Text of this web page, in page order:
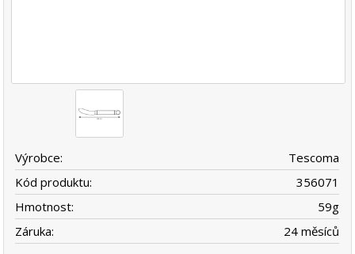
Výrobce:
Tescoma
Kód produktu:
356071
Hmotnost:
59g
Záruka:
24 měsíců